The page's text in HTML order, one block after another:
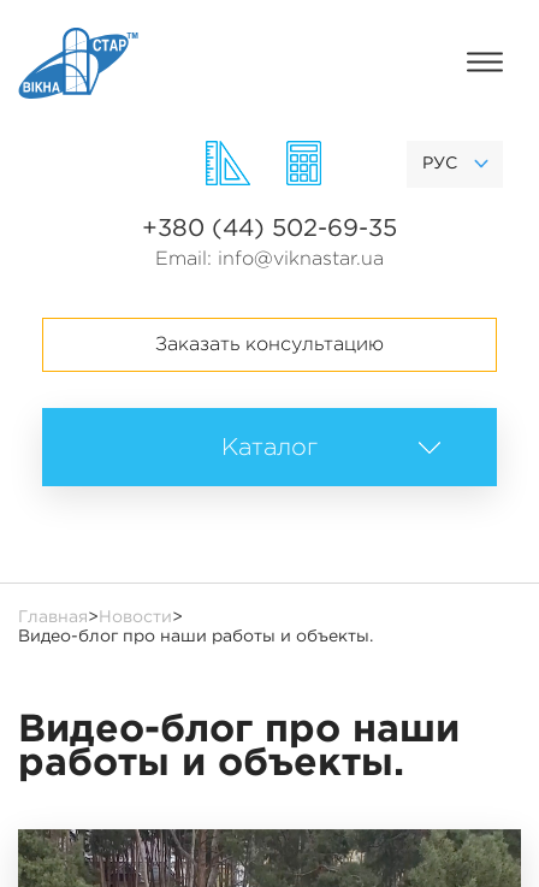
РУС
+380 (44) 502-69-35
Email: info@viknastar.ua
Заказать консультацию
Каталог
Главная> Новости>
Видео-блог про наши работы и объекты.
Видео-блог про наши
работы и объекты.